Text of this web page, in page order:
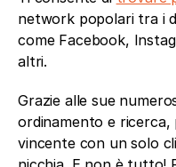
network popolari tra i
come Facebook,
altri.
Grazie alle sue
ordinamento e
vincente con un solo